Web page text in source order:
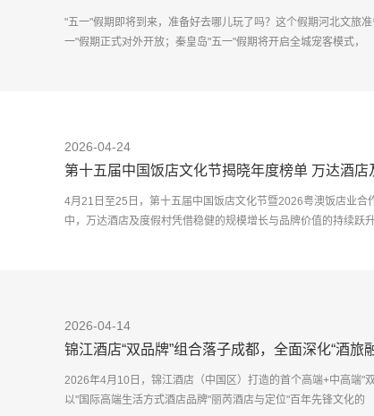
"五一"假期即将到来，准备好去哪儿玩了吗？这个假期河北文旅
一"假期正式对外开放；秦皇岛"五一"假期将开启全城宠客模式，
2026-04-24
第十五届中国饭店文化节揭晓年度榜单 万达酒
4月21日至25日，第十五届中国饭店文化节暨2026粤澳饭店业
中，万达酒店及度假村凭借稳健的规模增长与品牌价值的持续跃
2026-04-14
锦江酒店“双品牌”组合落子成都，全面深化“酒旅
2026年4月10日，锦江酒店（中国区）打造的首个高端+中高端"
以"国际高端生活方式酒店品牌"丽芮酒店与定位"百年先锋文化的